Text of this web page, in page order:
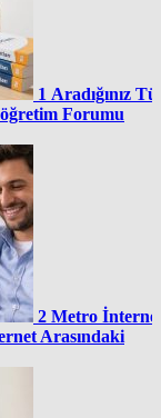
1 Aradığınız
Forumu
2 Metro
Arasındaki